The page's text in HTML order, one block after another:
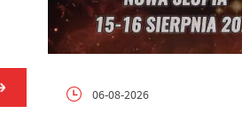
06-08-2026